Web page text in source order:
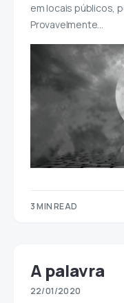
em locais públicos,
Provavelmente…
3 MIN READ
A palavra
22/01/2020